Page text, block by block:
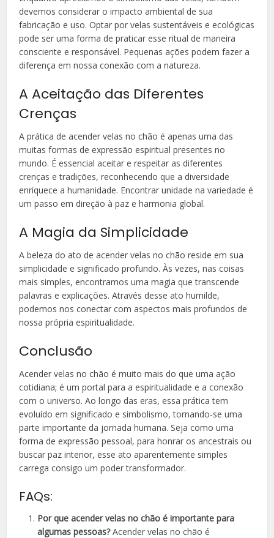
devemos considerar o impacto ambiental de sua
fabricação e uso. Optar por velas sustentáveis e ecológicas
pode ser uma forma de praticar esse ritual de maneira
consciente e responsável. Pequenas ações podem fazer a
diferença em nossa conexão com a natureza.
A Aceitação das Diferentes
Crenças
A prática de acender velas no chão é apenas uma das
muitas formas de expressão espiritual presentes no
mundo. É essencial aceitar e respeitar as diferentes
crenças e tradições, reconhecendo que a diversidade
enriquece a humanidade. Encontrar unidade na variedade é
um passo em direção à paz e harmonia global.
A Magia da Simplicidade
A beleza do ato de acender velas no chão reside em sua
simplicidade e significado profundo. Às vezes, nas coisas
mais simples, encontramos uma magia que transcende
palavras e explicações. Através desse ato humilde,
podemos nos conectar com aspectos mais profundos de
nossa própria espiritualidade.
Conclusão
Acender velas no chão é muito mais do que uma ação
cotidiana; é um portal para a espiritualidade e a conexão
com o universo. Ao longo das eras, essa prática tem
evoluído em significado e simbolismo, tornando-se uma
parte importante da jornada humana. Seja como uma
forma de expressão pessoal, para honrar os ancestrais ou
buscar paz interior, esse ato aparentemente simples
carrega consigo um poder transformador.
FAQs:
Por que acender velas no chão é importante para
algumas pessoas?Acender velas no chão é